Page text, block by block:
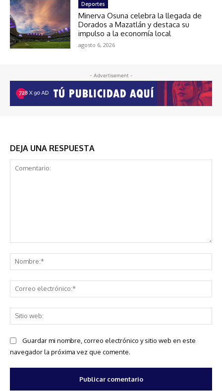
Deportes
Minerva Osuna celebra la llegada de
Dorados a Mazatlán y destaca su
impulso a la economía local
agosto 6, 2026
- Advertisement -
DEJA UNA RESPUESTA
Guardar mi nombre, correo electrónico y sitio web en este
navegador la próxima vez que comente.